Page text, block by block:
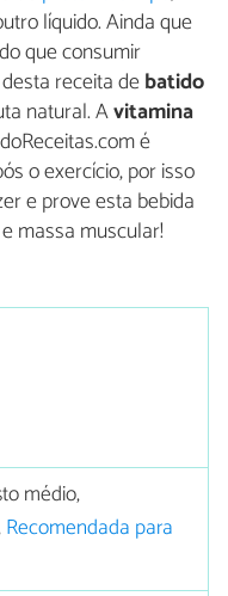
líquido. Ainda que
que consumir
receita debatido
natural. Avitamina
é
o exercício, por isso
e prove esta bebida
massa muscular!
médio,
Recomendada para